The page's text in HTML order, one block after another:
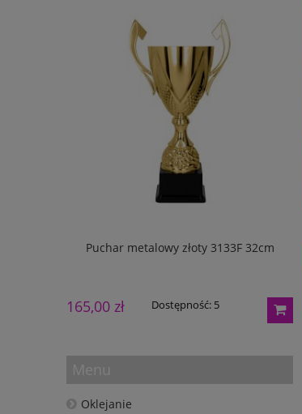
Puchar metalowy złoty 3133F 32cm
165,00 zł Dostępność: 5
Menu
Oklejanie